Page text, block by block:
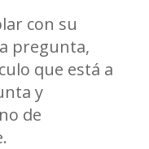
con su
pregunta,
que está a
y
de